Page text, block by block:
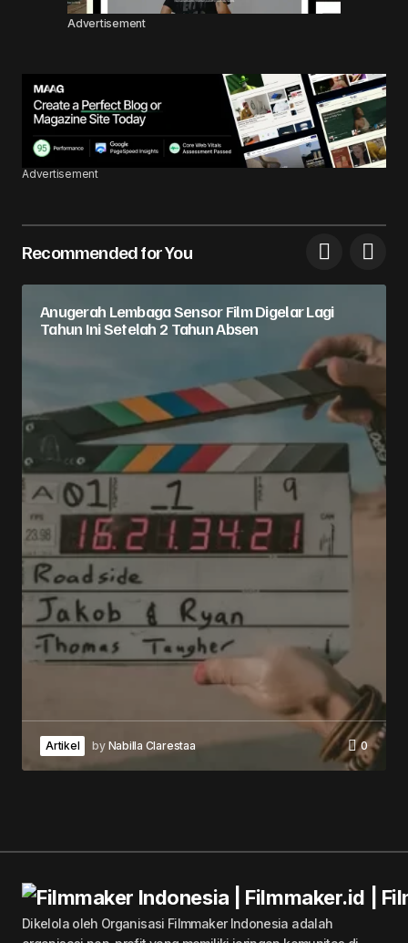
Advertisement
Advertisement
Recommended for You
Anugerah Lembaga Sensor Film Digelar Lagi
Tahun Ini Setelah 2 Tahun Absen
Artikel by Nabilla Clarestaa 0
Dikelola oleh Organisasi Filmmaker Indonesia adalah